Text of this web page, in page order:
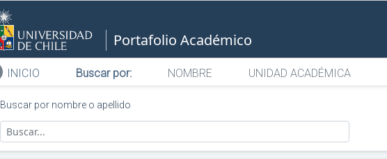
Portafolio Académico
INICIO Buscar por: NOMBRE UNIDAD ACADÉMICA
Buscar por nombre o apellido